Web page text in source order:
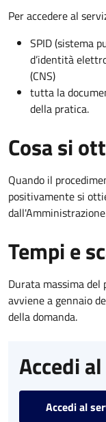
Per accedere al
SPID (sistema
d’identità
(CNS)
tutta la
della pratica.
Cosa si
Quando il
positivamente si
Tempi e
Durata massima
avviene a gennaio
della domanda.
Accedi
Accedi al